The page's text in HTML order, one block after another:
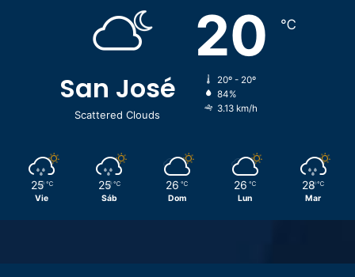
San José
Scattered Clouds
20 ℃
20º - 20º
84%
3.13 km/h
25 ℃
Vie
25 ℃
Sáb
26 ℃
Dom
26 ℃
Lun
28 ℃
Mar